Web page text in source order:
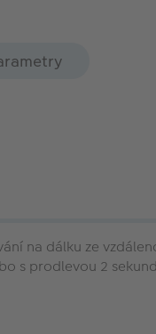
na dálku ze
s prodlevou 2